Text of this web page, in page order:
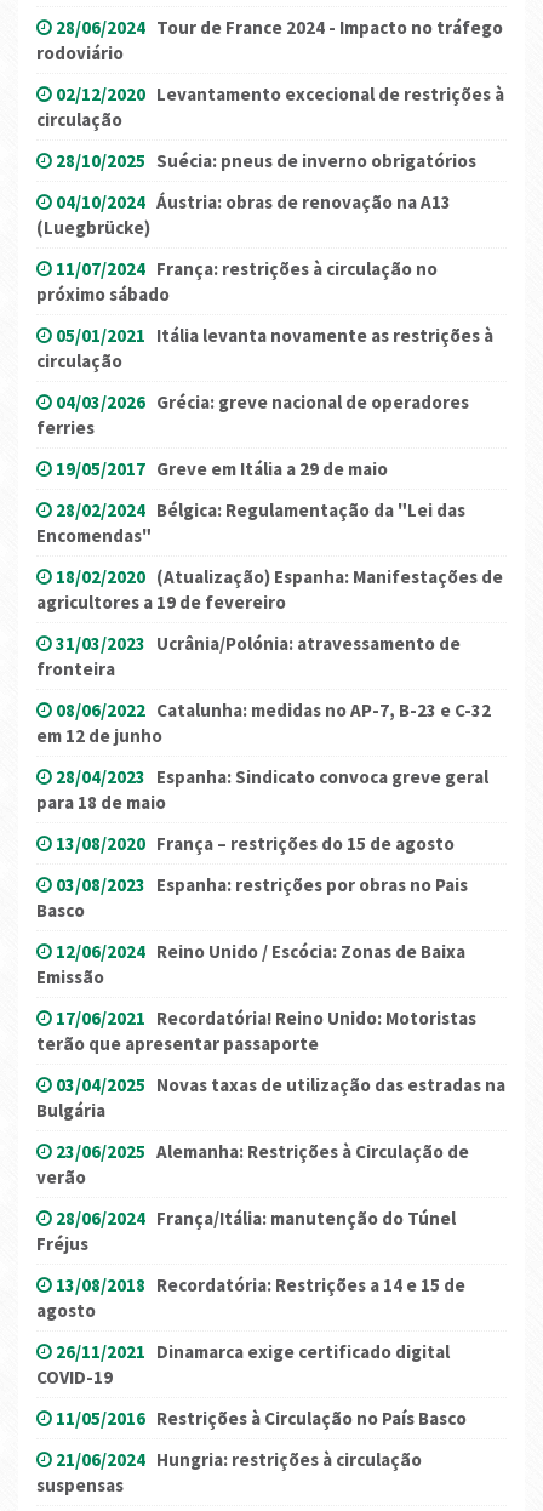
28/06/2024 Tour de France 2024 - Impacto no tráfego
rodoviário
02/12/2020 Levantamento excecional de restrições à
circulação
28/10/2025 Suécia: pneus de inverno obrigatórios
04/10/2024 Áustria: obras de renovação na A13
(Luegbrücke)
11/07/2024 França: restrições à circulação no
próximo sábado
05/01/2021 Itália levanta novamente as restrições à
circulação
04/03/2026 Grécia: greve nacional de operadores
ferries
19/05/2017 Greve em Itália a 29 de maio
28/02/2024 Bélgica: Regulamentação da "Lei das
Encomendas"
18/02/2020 (Atualização) Espanha: Manifestações de
agricultores a 19 de fevereiro
31/03/2023 Ucrânia/Polónia: atravessamento de
fronteira
08/06/2022 Catalunha: medidas no AP-7, B-23 e C-32
em 12 de junho
28/04/2023 Espanha: Sindicato convoca greve geral
para 18 de maio
13/08/2020 França – restrições do 15 de agosto
03/08/2023 Espanha: restrições por obras no Pais
Basco
12/06/2024 Reino Unido / Escócia: Zonas de Baixa
Emissão
17/06/2021 Recordatória! Reino Unido: Motoristas
terão que apresentar passaporte
03/04/2025 Novas taxas de utilização das estradas na
Bulgária
23/06/2025 Alemanha: Restrições à Circulação de
verão
28/06/2024 França/Itália: manutenção do Túnel
Fréjus
13/08/2018 Recordatória: Restrições a 14 e 15 de
agosto
26/11/2021 Dinamarca exige certificado digital
COVID-19
11/05/2016 Restrições à Circulação no País Basco
21/06/2024 Hungria: restrições à circulação
suspensas